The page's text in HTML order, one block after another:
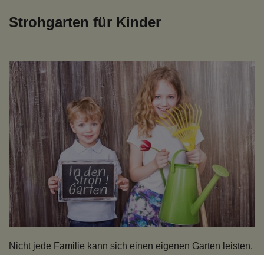
Strohgarten für Kinder
Nicht jede Familie kann sich einen eigenen Garten leisten.